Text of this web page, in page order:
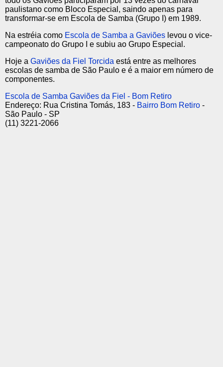
paulistano como Bloco Especial, saindo apenas para
transformar-se em Escola de Samba (Grupo I) em 1989.
Na estréia como Escola de Samba a Gaviões levou o vice-
campeonato do Grupo I e subiu ao Grupo Especial.
Hoje a Gaviões da Fiel Torcida está entre as melhores
escolas de samba de São Paulo e é a maior em número de
componentes.
Escola de Samba Gaviões da Fiel - Bom Retiro
Endereço: Rua Cristina Tomás, 183 - Bairro Bom Retiro -
São Paulo - SP
(11) 3221-2066